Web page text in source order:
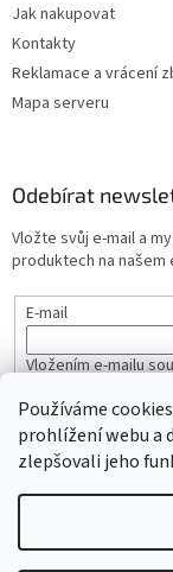
Používáme
prohlížení webu a
zlepšovali jeho
Jak nakupovat
Kontakty
Reklamace a vrácení
Mapa serveru
Odebírat
Vložte svůj e-mail a
produktech na našem
E-mail
Vložením e-mailu
PŘIHLÁSIT SE